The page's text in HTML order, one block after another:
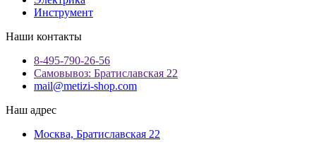
Инструмент
Наши контакты
8-495-790-26-56
Самовывоз: Братиславская 22
mail@metizi-shop.com
Наш адрес
Москва, Братиславская 22